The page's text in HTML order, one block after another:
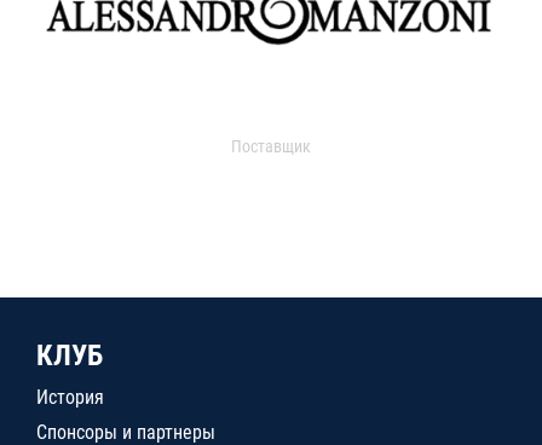
Поставщик
КЛУБ
История
Спонсоры и партнеры